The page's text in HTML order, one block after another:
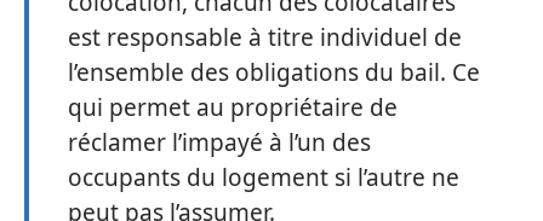
est responsable à titre individuel de
l’ensemble des obligations du bail. Ce
qui permet au propriétaire de
réclamer l’impayé à l’un des
occupants du logement si l’autre ne
peut pas l’assumer.